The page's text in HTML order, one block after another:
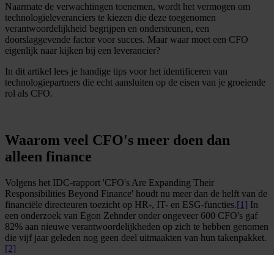
Naarmate de verwachtingen toenemen, wordt het vermogen om
technologieleveranciers te kiezen die deze toegenomen
verantwoordelijkheid begrijpen en ondersteunen, een
doorslaggevende factor voor succes. Maar waar moet een CFO
eigenlijk naar kijken bij een leverancier?
In dit artikel lees je handige tips voor het identificeren van
technologiepartners die echt aansluiten op de eisen van je groeiende
rol als CFO.
Waarom veel CFO's meer doen dan
alleen finance
Volgens het IDC-rapport 'CFO's Are Expanding Their
Responsibilities Beyond Finance' houdt nu meer dan de helft van de
financiële directeuren toezicht op HR-, IT- en ESG-functies.[1] In
een onderzoek van Egon Zehnder onder ongeveer 600 CFO's gaf
82% aan nieuwe verantwoordelijkheden op zich te hebben genomen
die vijf jaar geleden nog geen deel uitmaakten van hun takenpakket.
[2]